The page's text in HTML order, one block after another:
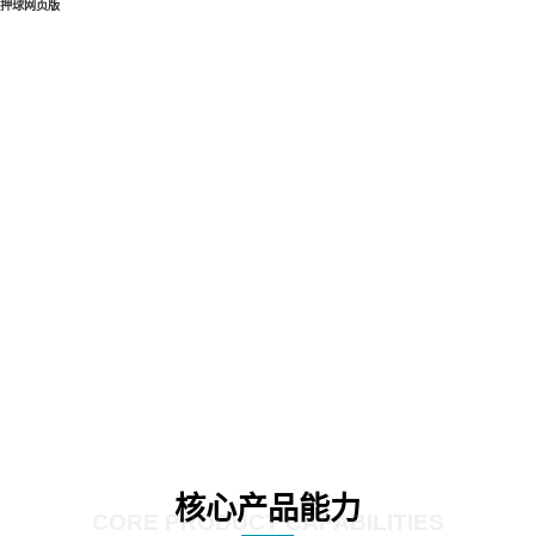
押球网页版
核心产品能力
CORE PRODUCT CAPABILITIES